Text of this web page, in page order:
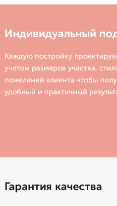
Индивидуальный
Каждую постройку
учетом размеров участка,
пожеланий клиента чтобы
удобный и практичный
Гарантия качества